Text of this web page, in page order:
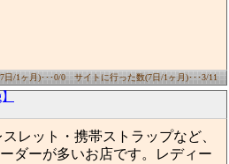
日/1ヶ月)･･･0/0 サイトに行った数(7日/1ヶ月)･･･3/11
レット・携帯ストラップなど、
ダーが多いお店です。レディー